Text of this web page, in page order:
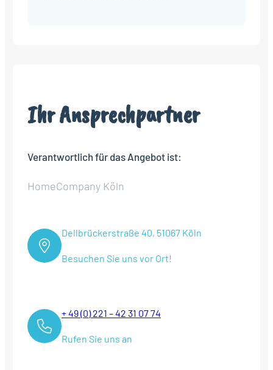
Ihr Ansprechpartner
Verantwortlich für das Angebot ist:
HomeCompany Köln
Dellbrückerstraße 40, 51067 Köln
Besuchen Sie uns vor Ort!
+ 49 (0) 221 – 42 31 07 74
Rufen Sie uns an